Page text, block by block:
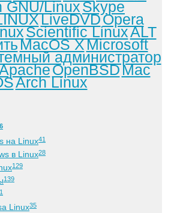
GNU/LinuxSkype
LiveDVDOpera
Scientific LinuxALT
MacOS XMicrosoft
администратор
OpenBSDMac
Arch Linux
на Linux41
в Linux28
129
139
Linux35